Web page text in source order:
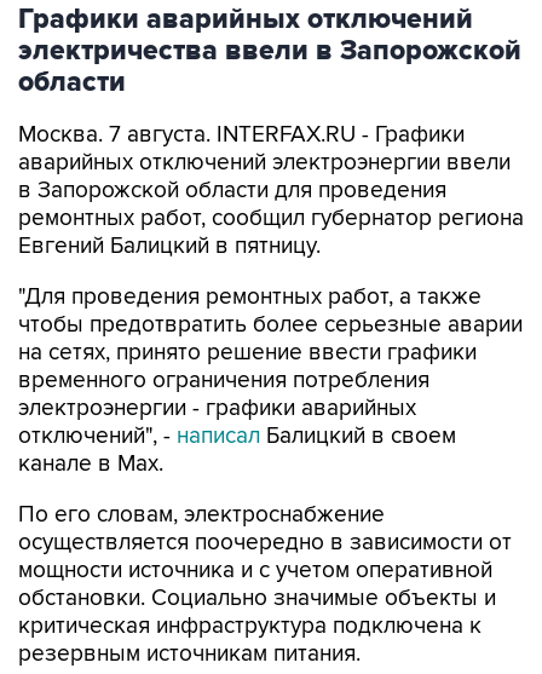
Графики аварийных отключений
электричества ввели в Запорожской
области
Москва. 7 августа. INTERFAX.RU - Графики
аварийных отключений электроэнергии ввели
в Запорожской области для проведения
ремонтных работ, сообщил губернатор региона
Евгений Балицкий в пятницу.
"Для проведения ремонтных работ, а также
чтобы предотвратить более серьезные аварии
на сетях, принято решение ввести графики
временного ограничения потребления
электроэнергии - графики аварийных
отключений", - написал Балицкий в своем
канале в Max.
По его словам, электроснабжение
осуществляется поочередно в зависимости от
мощности источника и с учетом оперативной
обстановки. Социально значимые объекты и
критическая инфраструктура подключена к
резервным источникам питания.